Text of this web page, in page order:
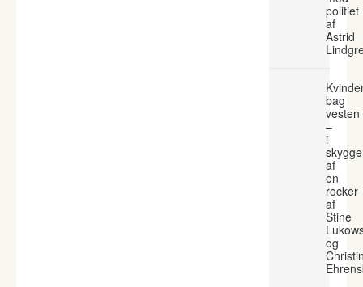
politiet
af
Astrid
bag
vesten
–
i
af
en
rocker
af
Stine
og